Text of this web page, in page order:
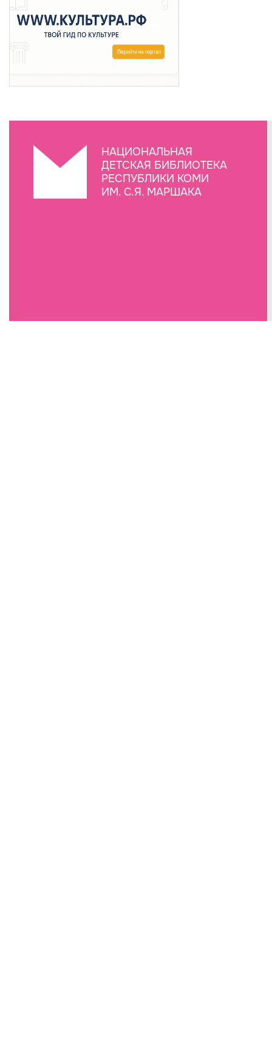
НАЦИОНАЛЬНАЯ
ДЕТСКАЯ БИБЛИОТЕКА
РЕСПУБЛИКИ КОМИ
ИМ. С.Я. МАРШАКА